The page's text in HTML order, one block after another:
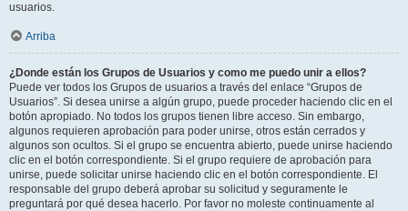
usuarios.
Arriba
¿Donde están los Grupos de Usuarios y como me puedo unir a ellos?
Puede ver todos los Grupos de usuarios a través del enlace “Grupos de
Usuarios”. Si desea unirse a algún grupo, puede proceder haciendo clic en el
botón apropiado. No todos los grupos tienen libre acceso. Sin embargo,
algunos requieren aprobación para poder unirse, otros están cerrados y
algunos son ocultos. Si el grupo se encuentra abierto, puede unirse haciendo
clic en el botón correspondiente. Si el grupo requiere de aprobación para
unirse, puede solicitar unirse haciendo clic en el botón correspondiente. El
responsable del grupo deberá aprobar su solicitud y seguramente le
preguntará por qué desea hacerlo. Por favor no moleste continuamente al